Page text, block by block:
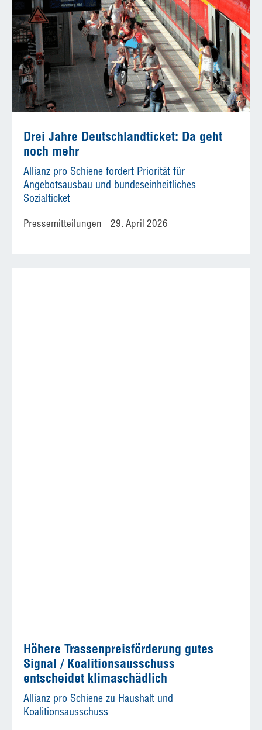
Drei Jahre Deutschlandticket: Da geht
noch mehr
Allianz pro Schiene fordert Priorität für
Angebotsausbau und bundeseinheitliches
Sozialticket
Pressemitteilungen 29. April 2026
Höhere Trassenpreisförderung gutes
Signal / Koalitionsausschuss
entscheidet klimaschädlich
Allianz pro Schiene zu Haushalt und
Koalitionsausschuss